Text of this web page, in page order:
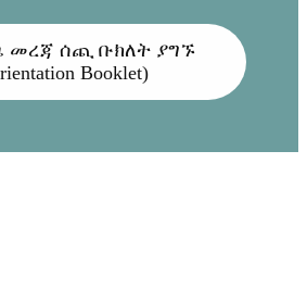
መረጃ ሰጪ ቡክለት ያግኙ
Booklet)